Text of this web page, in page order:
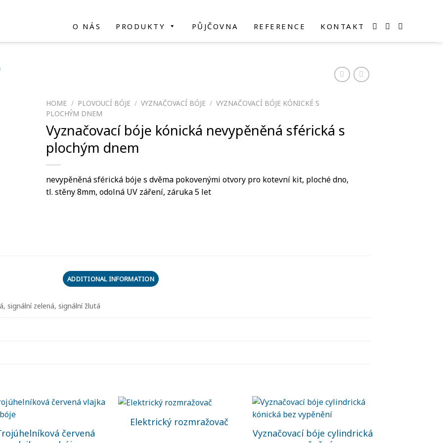
O NÁS PRODUKTY PŮJČOVNA REFERENCE KONTAKT
HOME / PLOVOUCÍ BÓJE / VYZNAČOVACÍ BÓJE / VYZNAČOVACÍ BÓJE KÓNICKÉ S
PLOCHÝM DNEM
Vyznačovací bóje kónická nevypěněná sférická s
plochým dnem
nevypěněná sférická bóje s dvěma pokovenými otvory pro kotevní kit, ploché dno,
tl. stěny 8mm, odolná UV záření, záruka 5 let
ADDITIONAL INFORMATION
signální zelená, signální žlutá
červená
Elektrický rozmražovač
Vyznačovací bóje cylindrická